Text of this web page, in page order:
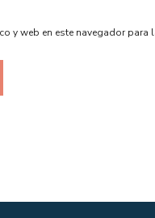
y web en este navegador para